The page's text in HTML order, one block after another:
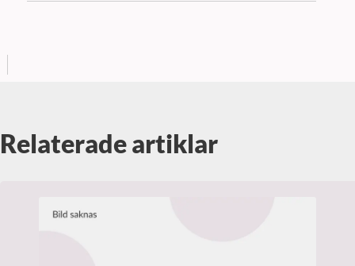
Relaterade artiklar